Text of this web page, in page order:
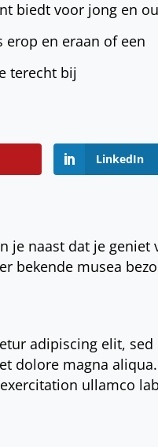
biedt voor jong en
erop en eraan of een
terecht bij
LinkedIn
je naast dat je geniet
bekende musea
adipiscing elit, sed
dolore magna
ullamco